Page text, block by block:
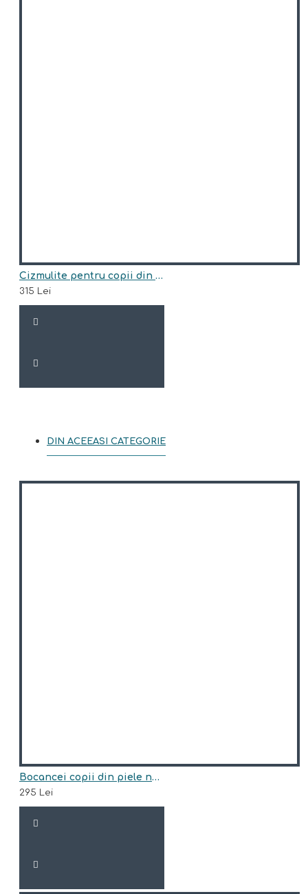
Cizmulite pentru copii din piele naturala,imblanite model OLAF
315 Lei
DIN ACEEASI CATEGORIE
Bocancei copii din piele naturala model ARI BLANA
295 Lei